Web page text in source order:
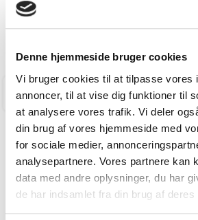
Denne hjemmeside bruger cookies
Vi bruger cookies til at tilpasse vores
annoncer, til at vise dig funktioner til
at analysere vores trafik. Vi deler
din brug af vores hjemmeside med
for sociale medier,
analysepartnere. Vores partnere kan
data med andre oplysninger, du har
de har indsamlet fra din brug af deres
RINGKØBING